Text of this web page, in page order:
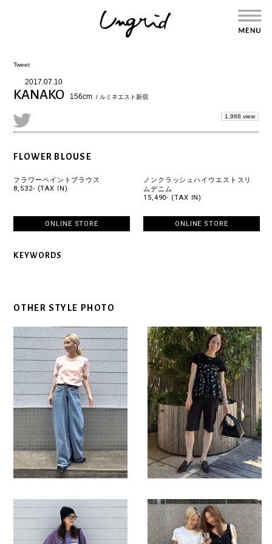
Tweet
2017.07.10
KANAKO 156cm / ルミネエスト新宿
1,988 view
FLOWER BLOUSE
フラワーペイントブラウス
8,532- (TAX IN)
ONLINE STORE
ノンクラッシュハイウエストスリ
ムデニム
15,490- (TAX IN)
ONLINE STORE
KEYWORDS
OTHER STYLE PHOTO